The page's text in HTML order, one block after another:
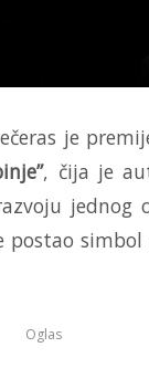
je
, čija je
Oglas